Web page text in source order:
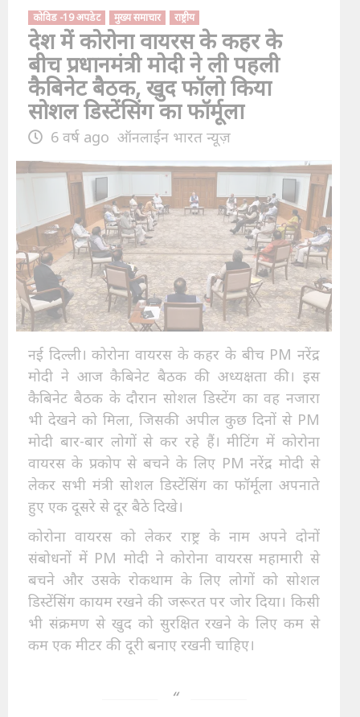
कोविड -19 अपडेट मुख्य समाचार राष्ट्रीय
देश में कोरोना वायरस के कहर के
बीच प्रधानमंत्री मोदी ने ली पहली
कैबिनेट बैठक, खुद फॉलो किया
सोशल डिस्टेंसिंग का फॉर्मूला
6 वर्ष ago ऑनलाईन भारत न्यूज़
नई दिल्ली। कोरोना वायरस के कहर के बीच PM नरेंद्र
मोदी ने आज कैबिनेट बैठक की अध्यक्षता की। इस
कैबिनेट बैठक के दौरान सोशल डिस्टेंग का वह नजारा
भी देखने को मिला, जिसकी अपील कुछ दिनों से PM
मोदी बार-बार लोगों से कर रहे हैं। मीटिंग में कोरोना
वायरस के प्रकोप से बचने के लिए PM नरेंद्र मोदी से
लेकर सभी मंत्री सोशल डिस्टेंसिंग का फॉर्मूला अपनाते
हुए एक दूसरे से दूर बैठे दिखे।
कोरोना वायरस को लेकर राष्ट्र के नाम अपने दोनों
संबोधनों में PM मोदी ने कोरोना वायरस महामारी से
बचने और उसके रोकथाम के लिए लोगों को सोशल
डिस्टेंसिंग कायम रखने की जरूरत पर जोर दिया। किसी
भी संक्रमण से खुद को सुरक्षित रखने के लिए कम से
कम एक मीटर की दूरी बनाए रखनी चाहिए।